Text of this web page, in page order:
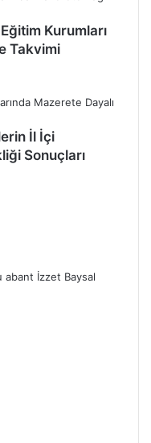
Kurumları
Takvimi
İl İçi
Sonuçları
İzzet Baysal